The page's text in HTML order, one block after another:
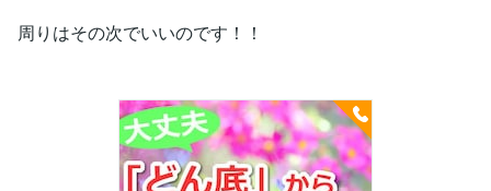
周りはその次でいいのです！！